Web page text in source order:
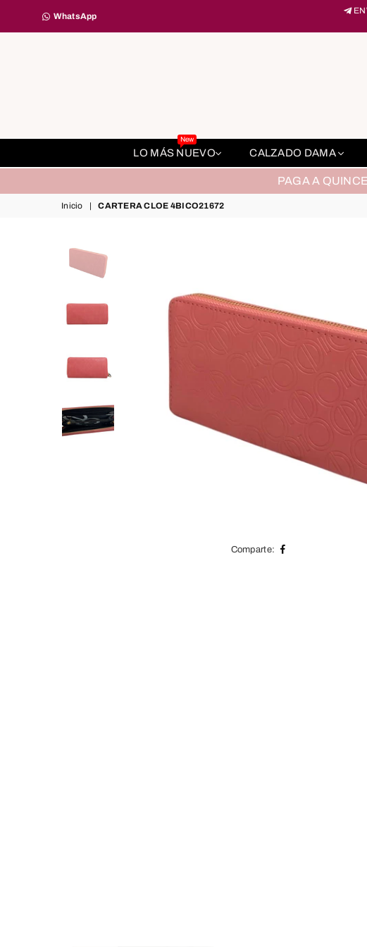
WhatsApp
LO MÁS NUEVO
New
CALZADO DAMA
PAGA A
Inicio | CARTERA CLOE 4BICO21672
Comparte: